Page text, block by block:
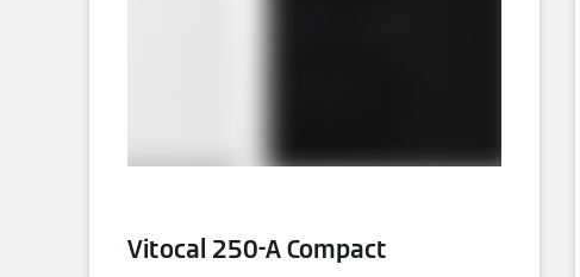
Vitocal 250-A Compact